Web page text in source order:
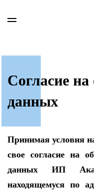
Согласие на
данных
Принимая условия
свое согласие на
данных ИП
находящемуся по